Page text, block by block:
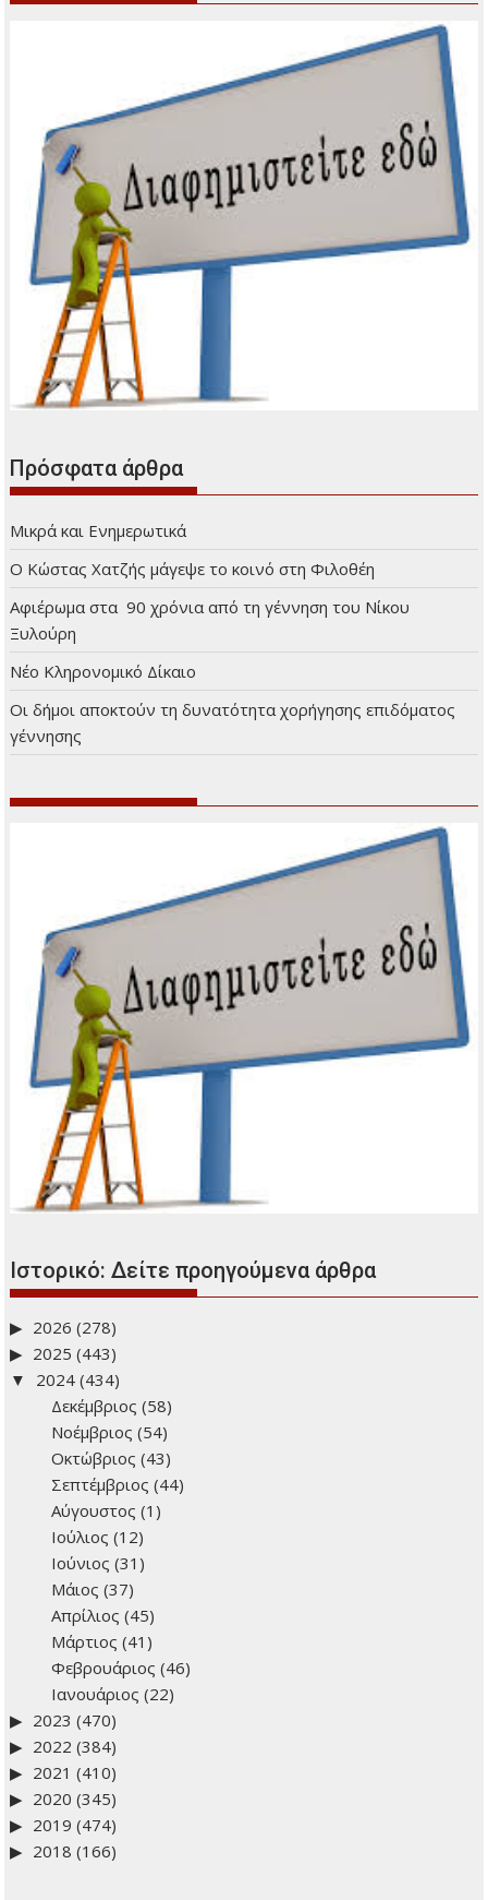
Πρόσφατα άρθρα
Μικρά και Ενημερωτικά
Ο Κώστας Χατζής μάγεψε το κοινό στη Φιλοθέη
Αφιέρωμα στα 90 χρόνια από τη γέννηση του Νίκου
Ξυλούρη
Νέο Κληρονομικό Δίκαιο
Οι δήμοι αποκτούν τη δυνατότητα χορήγησης επιδόματος
γέννησης
Ιστορικό: Δείτε προηγούμενα άρθρα
2026 (278)
2025 (443)
2024 (434)
Δεκέμβριος (58)
Νοέμβριος (54)
Οκτώβριος (43)
Σεπτέμβριος (44)
Αύγουστος (1)
Ιούλιος (12)
Ιούνιος (31)
Μάιος (37)
Απρίλιος (45)
Μάρτιος (41)
Φεβρουάριος (46)
Ιανουάριος (22)
2023 (470)
2022 (384)
2021 (410)
2020 (345)
2019 (474)
2018 (166)